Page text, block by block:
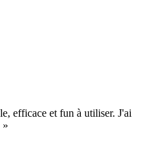
efficace et fun à utiliser. J'ai
»